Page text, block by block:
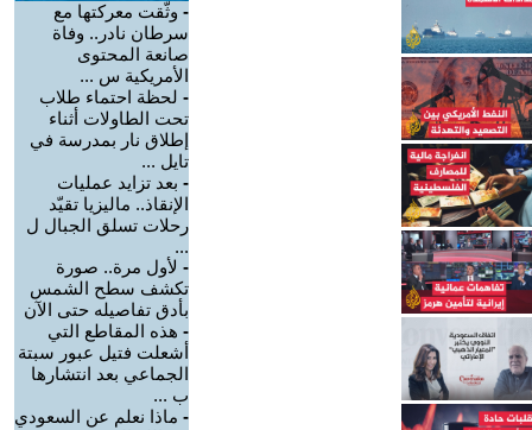
- وثّقت معركتها مع
سرطان نادر.. وفاة
صانعة المحتوى
الأمريكية س ...
- لحظة احتماء طلاب
تحت الطاولات أثناء
إطلاق نار بمدرسة في
تايل ...
- بعد تزايد عمليات
الإنقاذ.. ماليزيا تقيّد
رحلات تسلق الجبال ل
...
- لأول مرة.. صورة
تكشف سطح الشمس
بأدق تفاصيله حتى الآن
- هذه المقاطع التي
أشعلت فتيل عبور سبتة
الجماعي بعد انتشارها
ب ...
- ماذا نعلم عن السعودي